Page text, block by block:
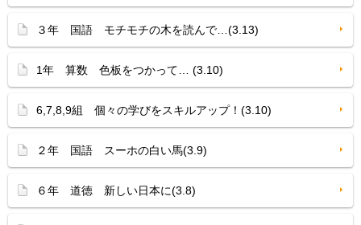
３年 国語 モチモチの木を読んで…(3.13)
1年 算数 色板をつかって… (3.10)
6,7,8,9組 個々の学びをスキルアップ！(3.10)
２年 国語 スーホの白い馬(3.9)
６年 道徳 新しい日本に(3.8)